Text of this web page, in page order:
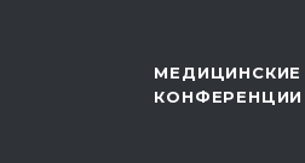
МЕДИЦИНСКИЕ
КОНФЕРЕНЦИИ